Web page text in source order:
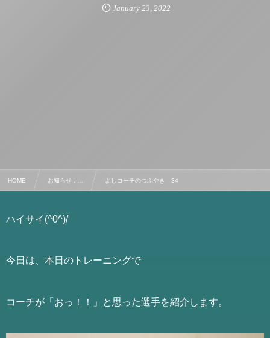
January 23 2022
HOME お知らせ , … よしコーチのつぶやき 34
ハイサイ(^0^)/
今日は、本日のトレーニングで
コーチが「おっ！！」と思った選手を紹介します。